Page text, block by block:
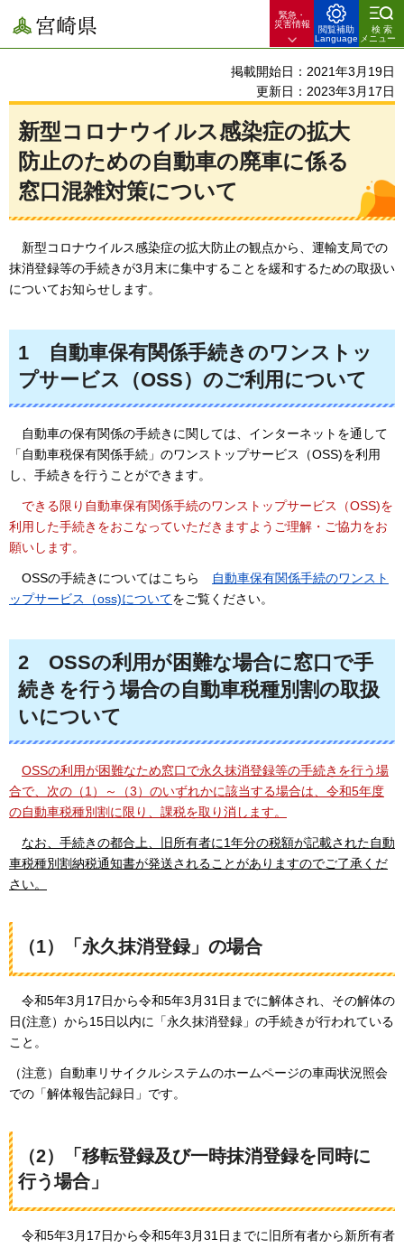
宮崎県
緊急・
災害情報
閲覧補助
Language
検索
メニュー
掲載開始日：2021年3月19日
更新日：2023年3月17日
新型コロナウイルス感染症の拡大
防止のための自動車の廃車に係る
窓口混雑対策について
新型コロナウイルス感染症の拡大防止の観点から、運輸支局での
抹消登録等の手続きが3月末に集中することを緩和するための取扱い
についてお知らせします。
1 自動車保有関係手続きのワンストッ
プサービス（OSS）のご利用について
自動車の保有関係の手続きに関しては、インターネットを通して
「自動車税保有関係手続」のワンストップサービス（OSS)を利用
し、手続きを行うことができます。
できる限り自動車保有関係手続のワンストップサービス（OSS)を
利用した手続きをおこなっていただきますようご理解・ご協力をお
願いします。
OSSの手続きについてはこちら
自動車保有関係手続のワンスト
ップサービス
（oss)についてをご覧ください。
2 OSSの利用が困難な場合に窓口で手
続きを行う場合の自動車税種別割の取扱
いについて
OSSの利用が困難なため窓口で永久抹消登録等の手続きを行う場
合で、次の（1）～（3）のいずれかに該当する場合は、令和5年度
の自動車税種別割に限り、課税を取り消します。
なお 、手続きの都合上、旧所有者に1年分の税額が記載された自動
車税種別割納税通知書が発送されることがありますのでご了承くだ
さい。
（1）「永久抹消登録」の場合
令和5年3月17日から令和5年3月31日までに解体され、その解体の
日(注意）から15日以内に「永久抹消登録」の手続きが行われている
こと。
（注意）自動車リサイクルシステムのホームページの車両状況照会
での「解体報告記録日」です。
（2）「移転登録及び一時抹消登録を同時に
行う場合」
令和5年3月17日から令和5年3月31日までに旧所有者から新所有者